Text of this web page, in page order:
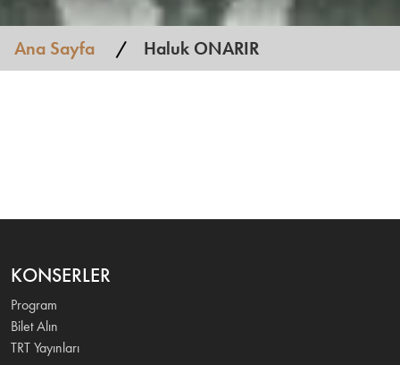
Ana Sayfa Haluk ONARIR
KONSERLER
Program
Bilet Alın
TRT Yayınları